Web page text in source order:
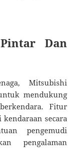
Dan
Mitsubishi
mendukung
Fitur
secara
pengemudi
pengalaman